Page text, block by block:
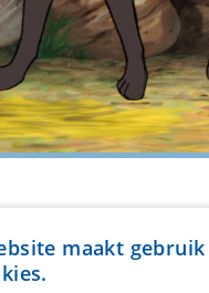
maakt gebruik